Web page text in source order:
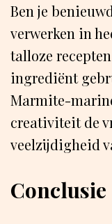
Ben je
verwerken in
talloze
ingrediënt
Marmite-
creativiteit de
veelzijdigheid
Conclusie